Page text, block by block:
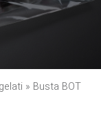
» Busta BOT